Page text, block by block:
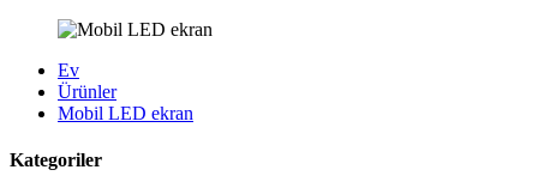
Ev
Ürünler
Mobil LED ekran
Kategoriler